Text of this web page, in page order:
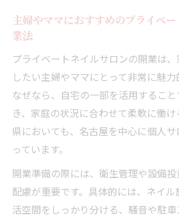
主婦やママにおすすめのプライベ
業法
プライベートネイルサロンの開業は
したい主婦やママにとって非常に魅力
なぜなら、自宅の一部を活用するこ
き、家庭の状況に合わせて柔軟に働
県においても、名古屋を中心に個人
っています。
開業準備の際には、衛生管理や設備
配慮が重要です。具体的には、ネイル
活空間をしっかり分ける、騒音や駐